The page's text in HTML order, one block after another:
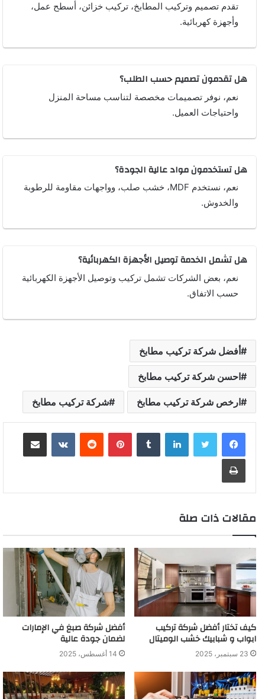
تقدم تصميم وتركيب المطابخ، تركيب خزائن، أسطح عمل،
وأجهزة كهربائية.
هل تقدمون تصميم حسب الطلب؟
نعم، نوفر تصميمات مخصصة لتناسب مساحة المنزل
واحتياجات العميل.
هل تستخدمون مواد عالية الجودة؟
نعم، نستخدم MDF، خشب صلب، وواجهات مقاومة للرطوبة
والخدوش.
هل تشمل الخدمة توصيل الأجهزة الكهربائية؟
نعم، بعض الشركات تشمل تركيب وتوصيل الأجهزة الكهربائية
حسب الاتفاق.
أفضل شركة تركيب مطابخ
احسن شركة تركيب مطابخ
ارخص شركة تركيب مطابخ شركة تركيب مطابخ
لينكدإن بينتيريست مشاركة عبر البريد
طباعة
مقالات ذات صلة
كيف تختار أفضل شركة تركيب
ابواب و شبابيك خشب الوميتال
23 سبتمبر، 2025
أفضل شركة صبغ في الإمارات
لضمان جودة عالية
14 أغسطس، 2025